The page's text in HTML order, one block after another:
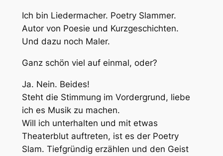
Ich bin Liedermacher. Poetry Slammer.
Autor von Poesie und Kurzgeschichten.
Und dazu noch Maler.
Ganz schön viel auf einmal, oder?
Ja. Nein. Beides!
Steht die Stimmung im Vordergrund, liebe
ich es Musik zu machen.
Will ich unterhalten und mit etwas
Theaterblut auftreten, ist es der Poetry
Slam. Tiefgründig erzählen und den Geist